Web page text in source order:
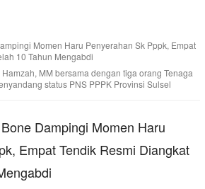
MM bersama dengan tiga orang Tenaga
status PNS PPPK Provinsi Sulsel